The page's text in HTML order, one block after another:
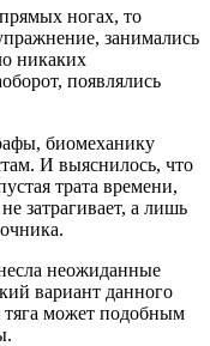
ногах, то
занимались
никаких
появлялись
биомеханику
И выяснилось, что
трата времени,
затрагивает, а лишь
неожиданные
вариант данного
тяга может подобным